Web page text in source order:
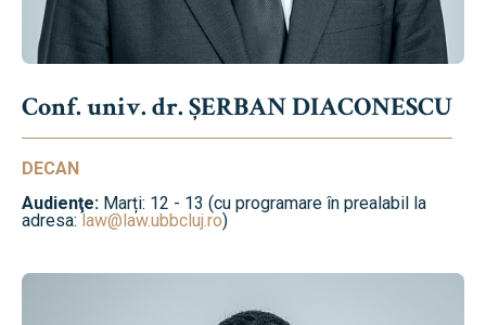
Conf. univ. dr. ȘERBAN DIACONESCU
DECAN
Audienţe: Marți: 12 - 13 (cu programare în prealabil la
adresa:law@law.ubbcluj.ro)